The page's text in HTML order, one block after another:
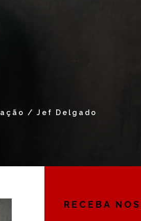
/ Jef Delgado
RECEBA